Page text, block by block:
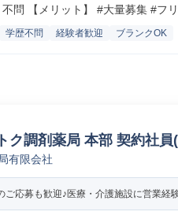
不問 【メリット】 #大量募集 #フ
学歴不問 経験者歓迎 ブランクOK
ク調剤薬局 本部 契約社員
有限会社
ご応募も歓迎♪医療・介護施設に営業